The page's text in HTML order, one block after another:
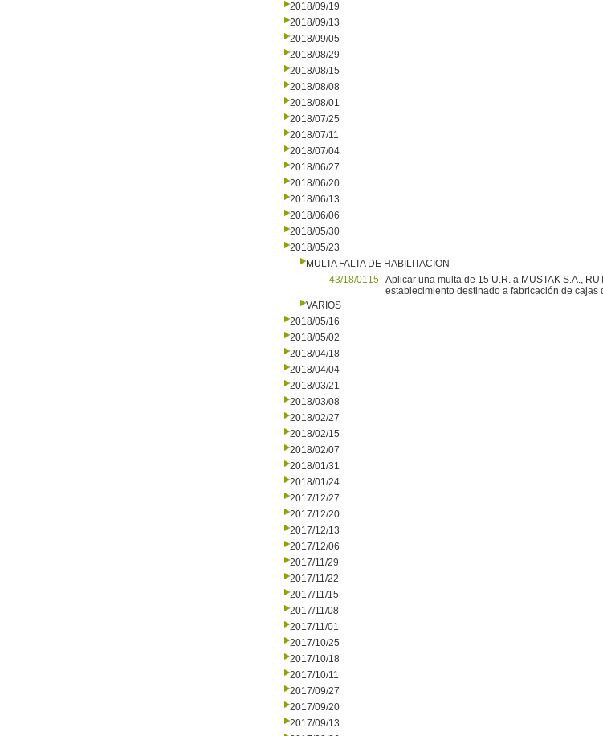
2018/09/19
2018/09/13
2018/09/05
2018/08/29
2018/08/15
2018/08/08
2018/08/01
2018/07/25
2018/07/11
2018/07/04
2018/06/27
2018/06/20
2018/06/13
2018/06/06
2018/05/30
2018/05/23
MULTA FALTA DE HABILITACION
43/18/0115 Aplicar una multa de 15 U.R. a MUSTAK S.A.,
establecimiento destinado a fabricación de cajas
VARIOS
2018/05/16
2018/05/02
2018/04/18
2018/04/04
2018/03/21
2018/03/08
2018/02/27
2018/02/15
2018/02/07
2018/01/31
2018/01/24
2017/12/27
2017/12/20
2017/12/13
2017/12/06
2017/11/29
2017/11/22
2017/11/15
2017/11/08
2017/11/01
2017/10/25
2017/10/18
2017/10/11
2017/09/27
2017/09/20
2017/09/13